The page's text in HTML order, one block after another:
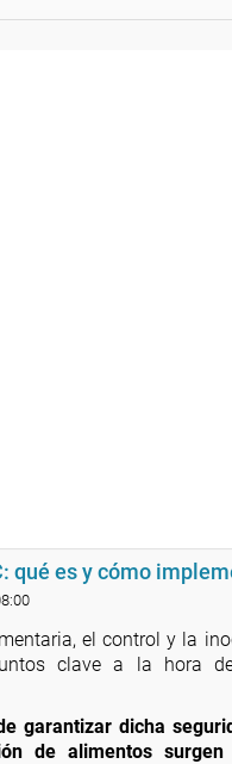
qué es y cómo
el control y la
clave a la hora
garantizar dicha
de alimentos surgen